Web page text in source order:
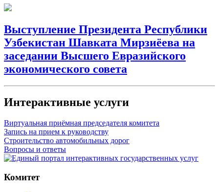
Выступление Президента Республики
Узбекистан Шавката Мирзиёева на
заседании Высшего Евразийского
экономического совета
Интерактивные услуги
Виртуальная приёмная председателя комитета
Запись на прием к руководству
Строительство автомобильных дорог
Вопросы и ответы
Комитет